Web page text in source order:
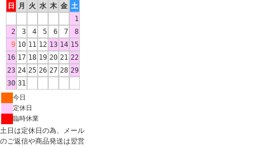
日
月 火 水 木 金 土
1
2
3 4 5 6 7
8
9 10 11 12 13 14 15
16 17 18 19 20 21 22
23 24 25 26 27 28 29
30 31
今日
定休日
臨時休業
土日は定休日の為、メール
のご返信や商品発送は翌営